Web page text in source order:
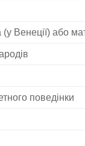
Венеції) або
поведінки